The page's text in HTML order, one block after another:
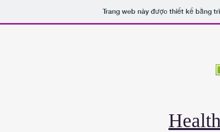
Trang web này được thiết kế bằng